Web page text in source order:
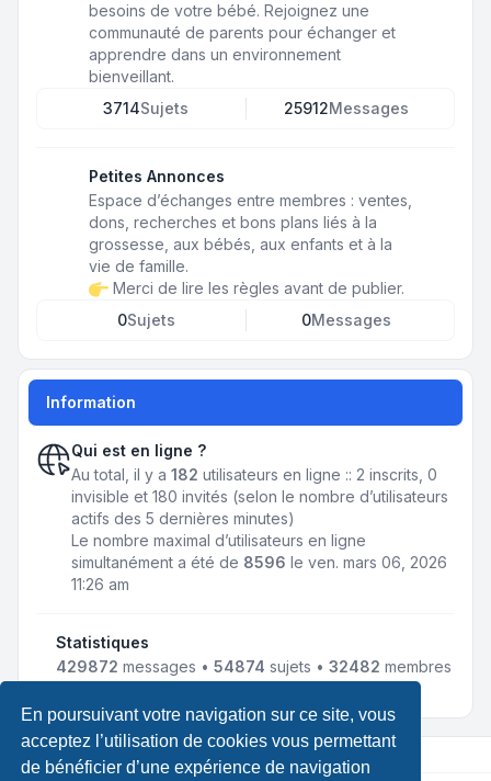
En poursuivant votre navigation sur ce site, vous
acceptez l’utilisation de cookies vous permettant
de bénéficier d’une expérience de navigation
besoins de votre bébé. Rejoignez une
communauté de parents pour échanger et
apprendre dans un environnement
bienveillant.
3714Sujets 25912Messages
Petites Annonces
Espace d’échanges entre membres : ventes,
dons, recherches et bons plans liés à la
grossesse, aux bébés, aux enfants et à la
vie de famille.
Merci de lire les règles avant de publier.
0Sujets 0Messages
Information
Qui est en ligne ?
Au total, il y a 182 utilisateurs en ligne :: 2 inscrits, 0
invisible et 180 invités (selon le nombre d’utilisateurs
actifs des 5 dernières minutes)
Le nombre maximal d’utilisateurs en ligne
simultanément a été de 8596 le ven. mars 06, 2026
11:26 am
Statistiques
429872 messages • 54874 sujets • 32482 membres